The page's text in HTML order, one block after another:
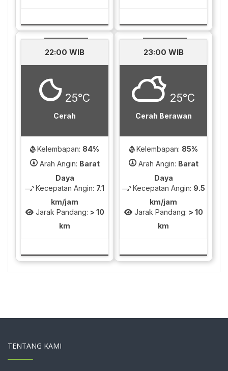
22:00 WIB
25°C
Cerah
Kelembapan: 84%
Arah Angin: Barat
Daya
Kecepatan Angin: 7.1
km/jam
Jarak Pandang: > 10
km
23:00 WIB
25°C
Cerah Berawan
Kelembapan: 85%
Arah Angin: Barat
Daya
Kecepatan Angin: 9.5
km/jam
Jarak Pandang: > 10
km
TENTANG KAMI